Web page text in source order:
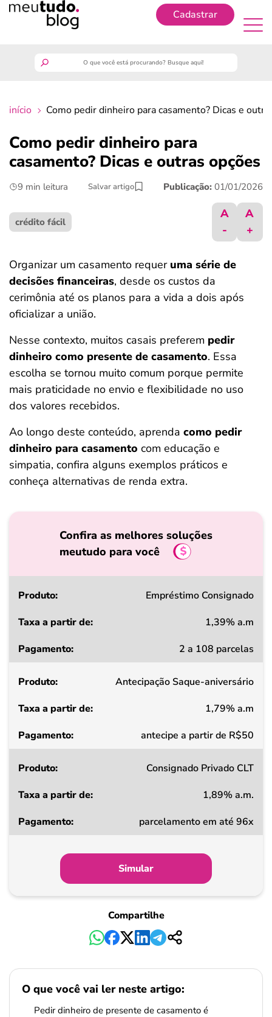
Cadastrar
finanças
benefícios
crédito fácil
ferramentas
início Como pedir dinheiro para casamento? Dicas e
Como pedir dinheiro para
casamento? Dicas e outras opções
9 min leitura Salvar artigo Publicação: 01/01/2026
crédito fácil
A
-
A
+
Organizar um casamento requer uma série de
decisões financeiras, desde os custos da
cerimônia até os planos para a vida a dois após
oficializar a união.
Nesse contexto, muitos casais preferem pedir
dinheiro como presente de casamento. Essa
escolha se tornou muito comum porque permite
mais praticidade no envio e flexibilidade no uso
dos valores recebidos.
Ao longo deste conteúdo, aprenda como pedir
dinheiro para casamento com educação e
simpatia, confira alguns exemplos práticos e
conheça alternativas de renda extra.
Confira as melhores soluções
meutudo para você
Produto
a
de
Pagamento
Empréstimo Consignado
1,39% a.m
2 a 108 parcelas
Antecipação Saque-aniversário
1,79% a.m
antecipe a partir de R$50
Consignado Privado CLT
1,89% a.m.
parcelamento em até 96x
Simular
Compartilhe
O que você vai ler neste artigo:
Pedir dinheiro de presente de casamento é